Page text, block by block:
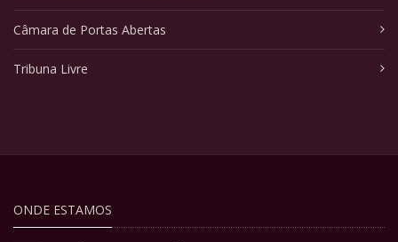
Câmara de Portas Abertas
Tribuna Livre
ONDE ESTAMOS